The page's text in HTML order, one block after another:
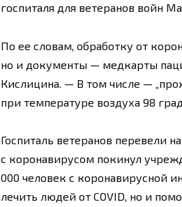
госпиталя для ветеранов войн
По ее словам, обработку от
но и документы — медкарты
Кислицина. — В том числе —
при температуре воздуха 98
Госпиталь ветеранов перевели
с коронавирусом покинул
000 человек с коронавирусной
лечить людей от COVID, но и